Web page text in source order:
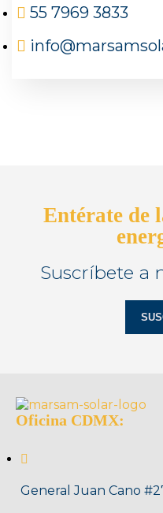
55 7969 3833
Entérate de
Suscríbete a
Oficina CDMX:
General Juan Cano